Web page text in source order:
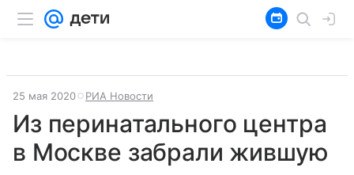
25 мая 2020 РИА Новости
Из перинатального центра
в Москве забрали жившую